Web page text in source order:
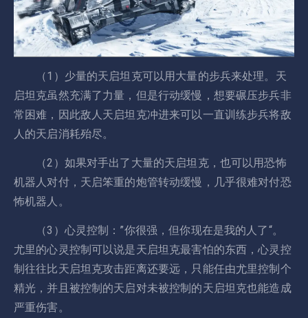
（1）少量的天启坦克可以用大量的步兵来处理。天
启坦克虽然充满了力量，但是行动缓慢，想要碾压步兵非
常困难，因此敌人天启坦克冲进来可以一直训练步兵将敌
人的天启消耗殆尽。
（2）如果对手出了大量的天启坦克，也可以用恐怖
机器人对付，天启笨重的炮管转动缓慢，几乎很难对付恐
怖机器人。
（3）心灵控制：”你很强，但你现在是我的人了“。
尤里的心灵控制可以说是天启坦克最害怕的东西，心灵控
制往往比天启坦克攻击距离还要远，只能任由尤里控制个
精光，并且被控制的天启对未被控制的天启坦克也能造成
严重伤害。